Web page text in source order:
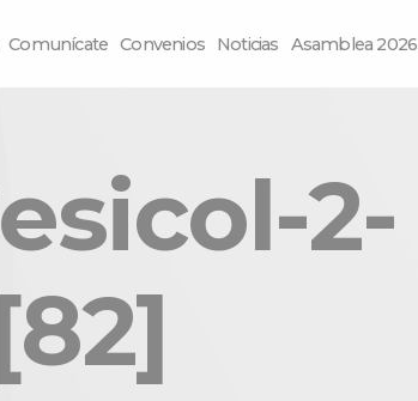
Comunícate Convenios Noticias Asamblea 2026
2-